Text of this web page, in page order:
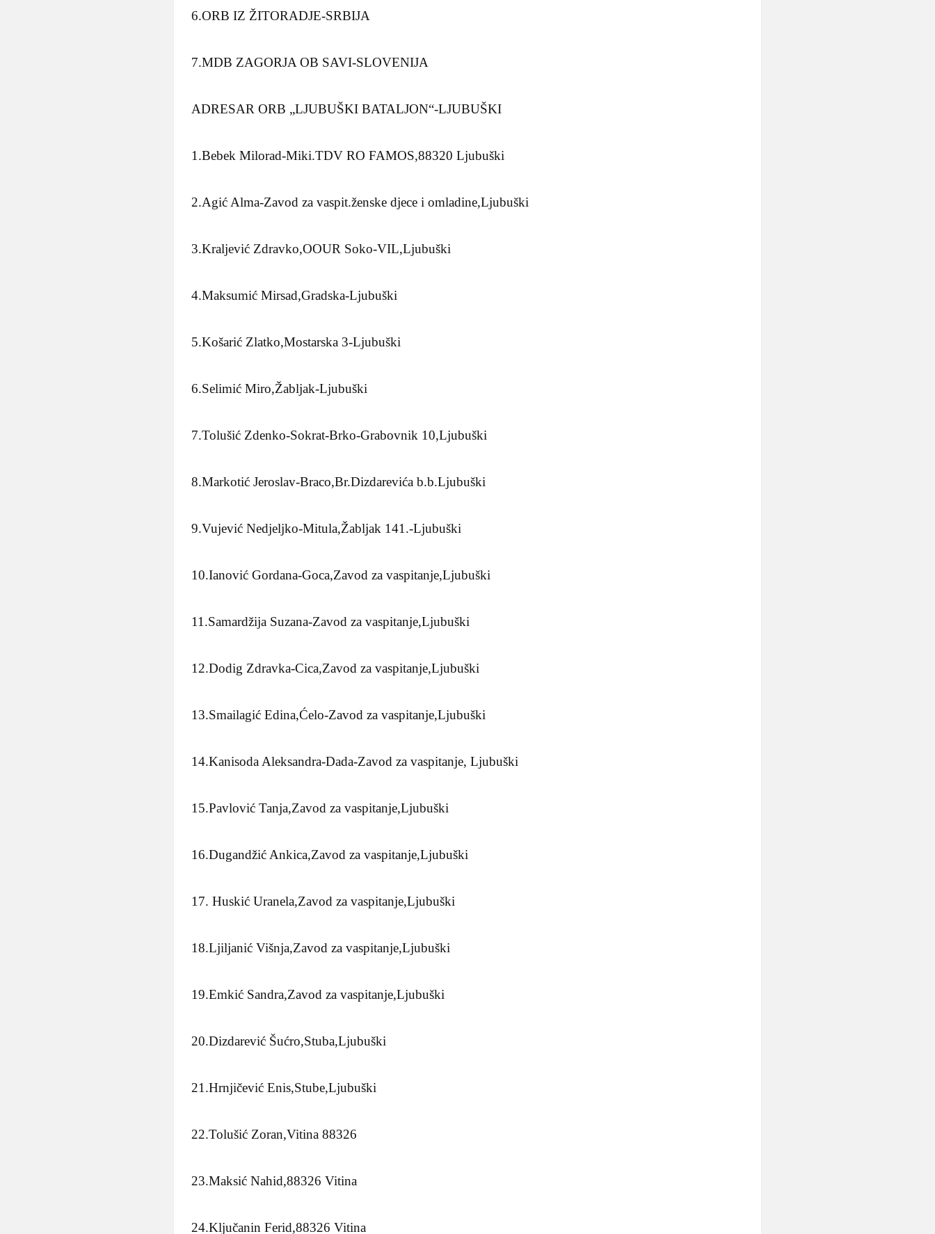
6.ORB IZ ŽITORADJE-SRBIJA
7.MDB ZAGORJA OB SAVI-SLOVENIJA
ADRESAR ORB „LJUBUŠKI BATALJON“-LJUBUŠKI
1.Bebek Milorad-Miki.TDV RO FAMOS,88320 Ljubuški
2.Agić Alma-Zavod za vaspit.ženske djece i omladine,Ljubuški
3.Kraljević Zdravko,OOUR Soko-VIL,Ljubuški
4.Maksumić Mirsad,Gradska-Ljubuški
5.Košarić Zlatko,Mostarska 3-Ljubuški
6.Selimić Miro,Žabljak-Ljubuški
7.Tolušić Zdenko-Sokrat-Brko-Grabovnik 10,Ljubuški
8.Markotić Jeroslav-Braco,Br.Dizdarevića b.b.Ljubuški
9.Vujević Nedjeljko-Mitula,Žabljak 141.-Ljubuški
10.Ianović Gordana-Goca,Zavod za vaspitanje,Ljubuški
11.Samardžija Suzana-Zavod za vaspitanje,Ljubuški
12.Dodig Zdravka-Cica,Zavod za vaspitanje,Ljubuški
13.Smailagić Edina,Ćelo-Zavod za vaspitanje,Ljubuški
14.Kanisoda Aleksandra-Dada-Zavod za vaspitanje, Ljubuški
15.Pavlović Tanja,Zavod za vaspitanje,Ljubuški
16.Dugandžić Ankica,Zavod za vaspitanje,Ljubuški
17. Huskić Uranela,Zavod za vaspitanje,Ljubuški
18.Ljiljanić Višnja,Zavod za vaspitanje,Ljubuški
19.Emkić Sandra,Zavod za vaspitanje,Ljubuški
20.Dizdarević Šućro,Stuba,Ljubuški
21.Hrnjičević Enis,Stube,Ljubuški
22.Tolušić Zoran,Vitina 88326
23.Maksić Nahid,88326 Vitina
24.Ključanin Ferid,88326 Vitina